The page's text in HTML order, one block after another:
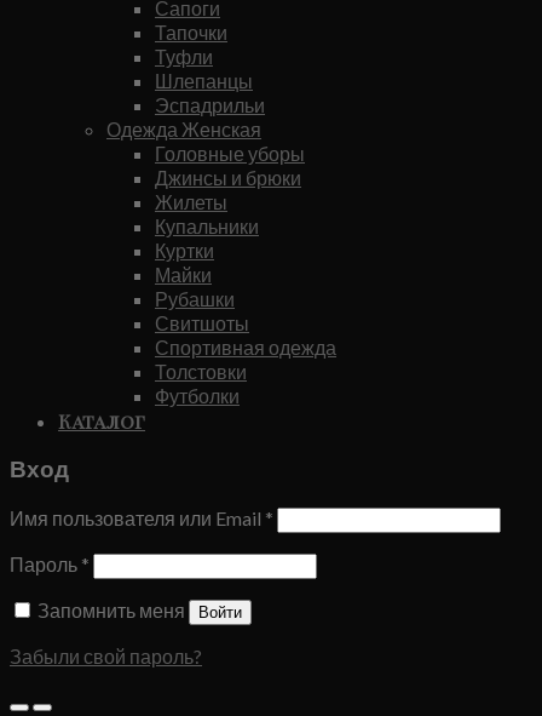
Сапоги
Тапочки
Туфли
Шлепанцы
Эспадрильи
Одежда Женская
Головные уборы
Джинсы и брюки
Жилеты
Купальники
Куртки
Майки
Рубашки
Свитшоты
Спортивная одежда
Толстовки
Футболки
Каталог
Вход
Имя пользователя или Email *
Пароль *
Запомнить меня
Войти
Забыли свой пароль?